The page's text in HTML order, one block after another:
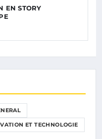
EN STORY
ET TECHNOLOGIE